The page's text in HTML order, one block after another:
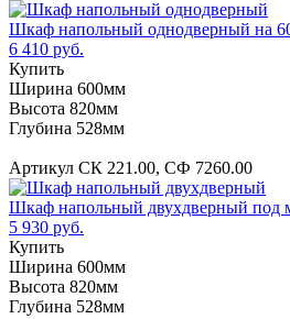
Шкаф напольный однодверный на
6 410 руб.
Купить
Ширина 600мм
Высота 820мм
Глубина 528мм
Артикул СК 221.00, СФ 7260.00
Шкаф напольный двухдверный под
5 930 руб.
Купить
Ширина 600мм
Высота 820мм
Глубина 528мм